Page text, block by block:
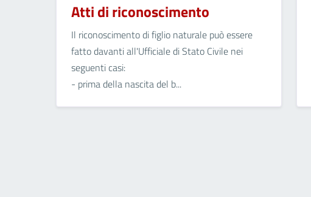
Atti di riconoscimento
Il riconoscimento di figlio naturale può essere
fatto davanti all'Ufficiale di Stato Civile nei
seguenti casi:
- prima della nascita del b...